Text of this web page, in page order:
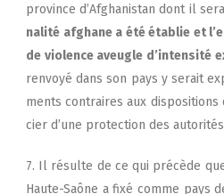
pro­vince d’Afghanistan dont il
na­li­té afghane a été éta­blie et
de vio­lence aveugle d’intensité
ren­voyé dans son pays y serait
ments contraires aux
cier d’une pro­tec­tion des
7. Il résulte de ce qui pré­cède
Haute-Saône a fixé comme pays